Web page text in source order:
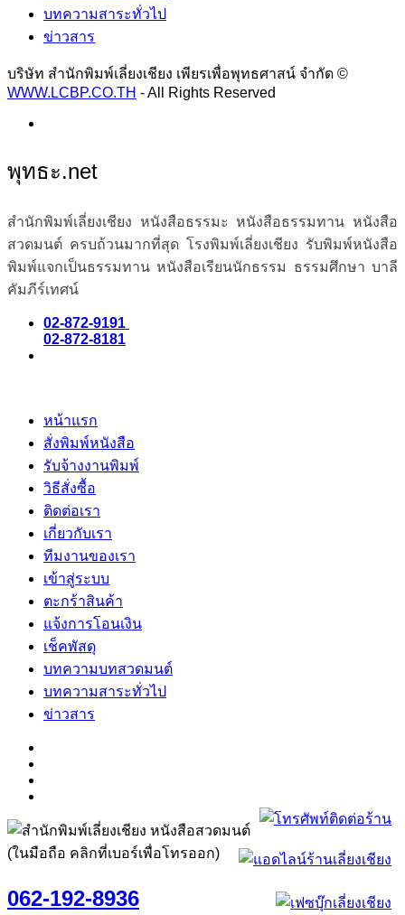
บทความสาระทั่วไป
ข่าวสาร
บริษัท สำนักพิมพ์เลี่ยงเชียง เพียรเพื่อพุทธศาสน์ จำกัด ©
WWW.LCBP.CO.TH - All Rights Reserved
พุทธะ.net
สำนักพิมพ์เลี่ยงเชียง หนังสือธรรมะ หนังสือธรรมทาน หนังสือ
สวดมนต์ ครบถ้วนมากที่สุด โรงพิมพ์เลี่ยงเชียง รับพิมพ์หนังสือ
พิมพ์แจกเป็นธรรมทาน หนังสือเรียนนักธรรม ธรรมศึกษา บาลี
คัมภีร์เทศน์
02-872-9191
02-872-8181
หน้าแรก
สั่งพิมพ์หนังสือ
รับจ้างงานพิมพ์
วิธีสั่งซื้อ
ติดต่อเรา
เกี่ยวกับเรา
ทีมงานของเรา
เข้าสู่ระบบ
ตะกร้าสินค้า
แจ้งการโอนเงิน
เช็คพัสดุ
บทความบทสวดมนต์
บทความสาระทั่วไป
ข่าวสาร
(ในมือถือ คลิกที่เบอร์เพื่อโทรออก)
062-192-8936